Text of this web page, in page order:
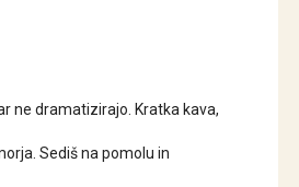
ne dramatizirajo. Kratka kava,
Sediš na pomolu in